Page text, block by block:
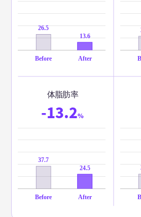
体脂肪率
-13.2%